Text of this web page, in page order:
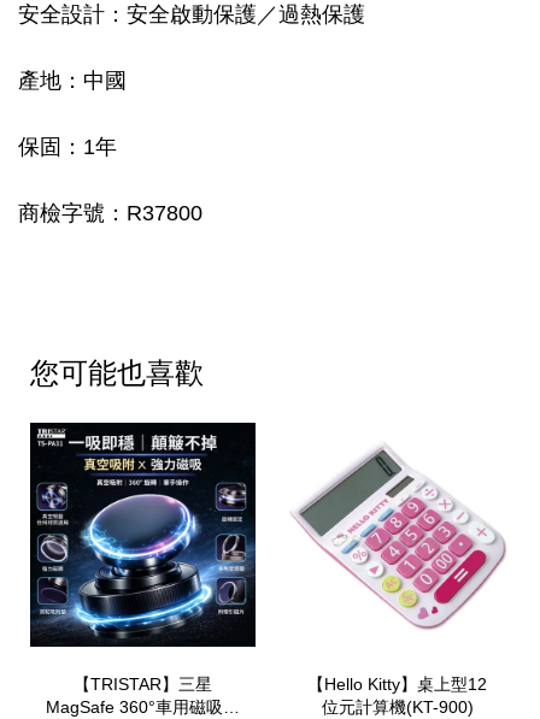
安全設計：安全啟動保護／過熱保護
產地：中國
保固：1年
商檢字號：R37800
您可能也喜歡
【TRISTAR】三星
MagSafe 360°車用磁吸手
【Hello Kitty】桌上型12
位元計算機(KT-900)